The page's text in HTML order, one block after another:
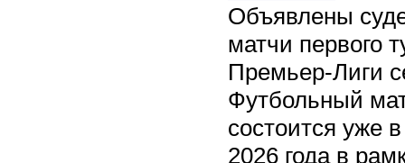
Объявлены
матчи первого
Премьер-Лиги
Футбольный
состоится уже
2026 года в